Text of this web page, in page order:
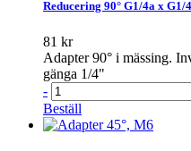
Reducering 90° G1/4a x G1/
81 kr
Adapter 90° i mässing.
gänga 1/4"
-
Beställ